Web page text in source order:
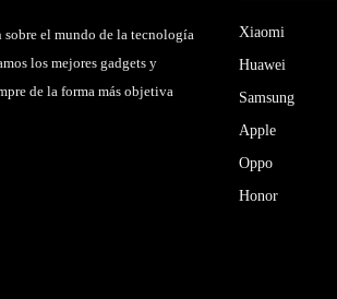
el mundo de la tecnología
los mejores gadgets y
de la forma más objetiva
Xiaomi
Huawei
Samsung
Apple
Oppo
Honor